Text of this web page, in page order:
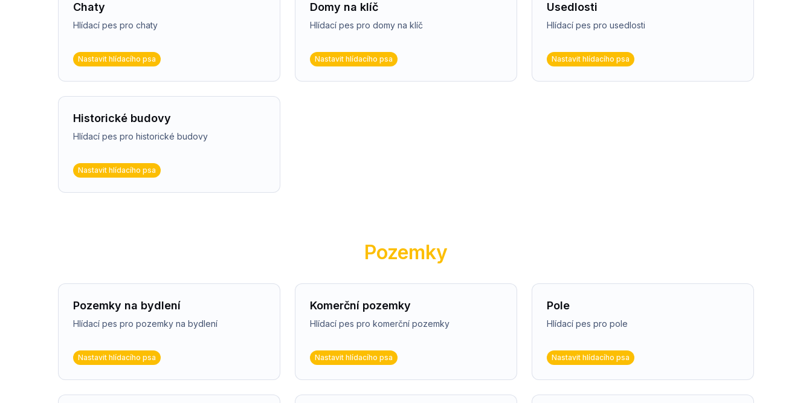
Chaty
Hlídací pes pro chaty
Nastavit hlídacího psa
Domy na klíč
Hlídací pes pro domy na klíč
Nastavit hlídacího psa
Usedlosti
Hlídací pes pro usedlosti
Nastavit hlídacího psa
Historické budovy
Hlídací pes pro historické budovy
Nastavit hlídacího psa
Pozemky
Pozemky na bydlení
Hlídací pes pro pozemky na bydlení
Nastavit hlídacího psa
Komerční pozemky
Hlídací pes pro komerční pozemky
Nastavit hlídacího psa
Pole
Hlídací pes pro pole
Nastavit hlídacího psa